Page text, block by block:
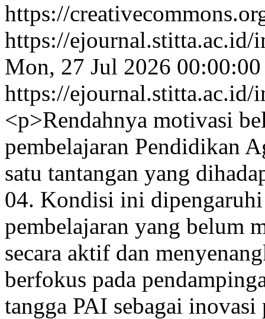
https://
https://ejournal.stitta.ac.id/
Mon, 27 Jul 2026
https://ejournal.stitta.ac.id/
<p>Rendahnya motivasi
pembelajaran Pendidikan
satu tantangan yang
04. Kondisi ini
pembelajaran yang belum
secara aktif dan
berfokus pada
tangga PAI sebagai